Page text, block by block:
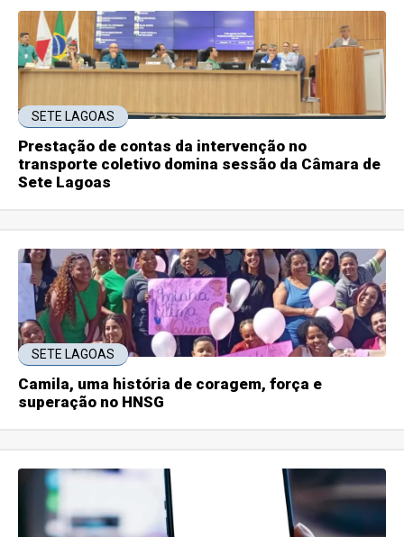
SETE LAGOAS
Prestação de contas da intervenção no
transporte coletivo domina sessão da Câmara de
Sete Lagoas
SETE LAGOAS
Camila, uma história de coragem, força e
superação no HNSG